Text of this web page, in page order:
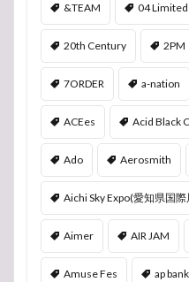
&TEAM 04 Limited
20th Century 2PM
7ORDER a-nation
ACEes Acid Black
Ado Aerosmith
Aichi Sky Expo(愛知県国
Aimer AIR JAM
Amuse Fes ap